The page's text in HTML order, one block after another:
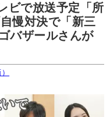
ビで放送予定「所
慢対決で「新三
バザールさんが